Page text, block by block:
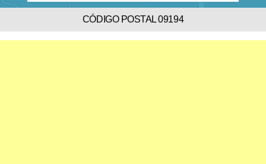
CÓDIGO POSTAL 09194